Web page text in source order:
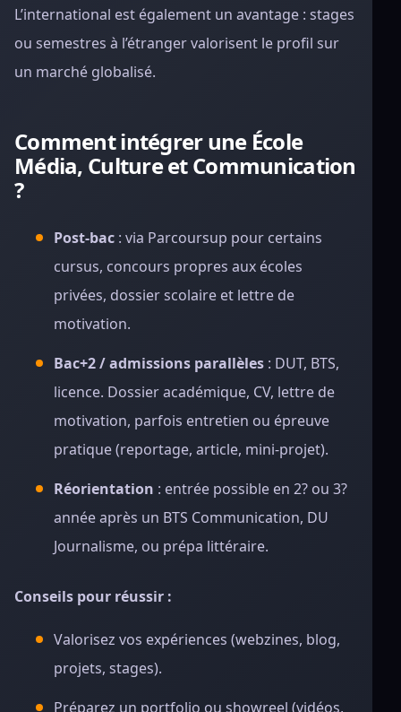
L’international est également un avantage : stages
ou semestres à l’étranger valorisent le profil sur
un marché globalisé.
Comment intégrer une École
Média, Culture et Communication
?
Post-bac : via Parcoursup pour certains
cursus, concours propres aux écoles
privées, dossier scolaire et lettre de
motivation.
Bac+2 / admissions parallèles : DUT, BTS,
licence. Dossier académique, CV, lettre de
motivation, parfois entretien ou épreuve
pratique (reportage, article, mini-projet).
Réorientation : entrée possible en 2? ou 3?
année après un BTS Communication, DU
Journalisme, ou prépa littéraire.
Conseils pour réussir :
Valorisez vos expériences (webzines, blog,
projets, stages).
Préparez un portfolio ou showreel (vidéos,